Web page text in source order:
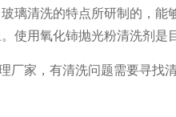
璃清洗的特点所研制的，
使用氧化铈抛光粉清洗剂是
厂家，有清洗问题需要寻找